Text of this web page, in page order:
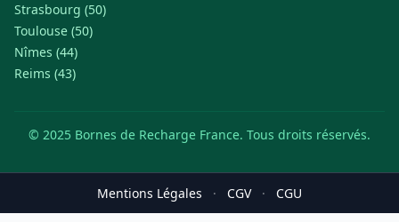
Strasbourg (50)
Toulouse (50)
Nîmes (44)
Reims (43)
© 2025 Bornes de Recharge France. Tous droits réservés.
Mentions Légales · CGV · CGU